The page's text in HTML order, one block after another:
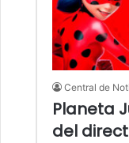
Central de
Planeta
del